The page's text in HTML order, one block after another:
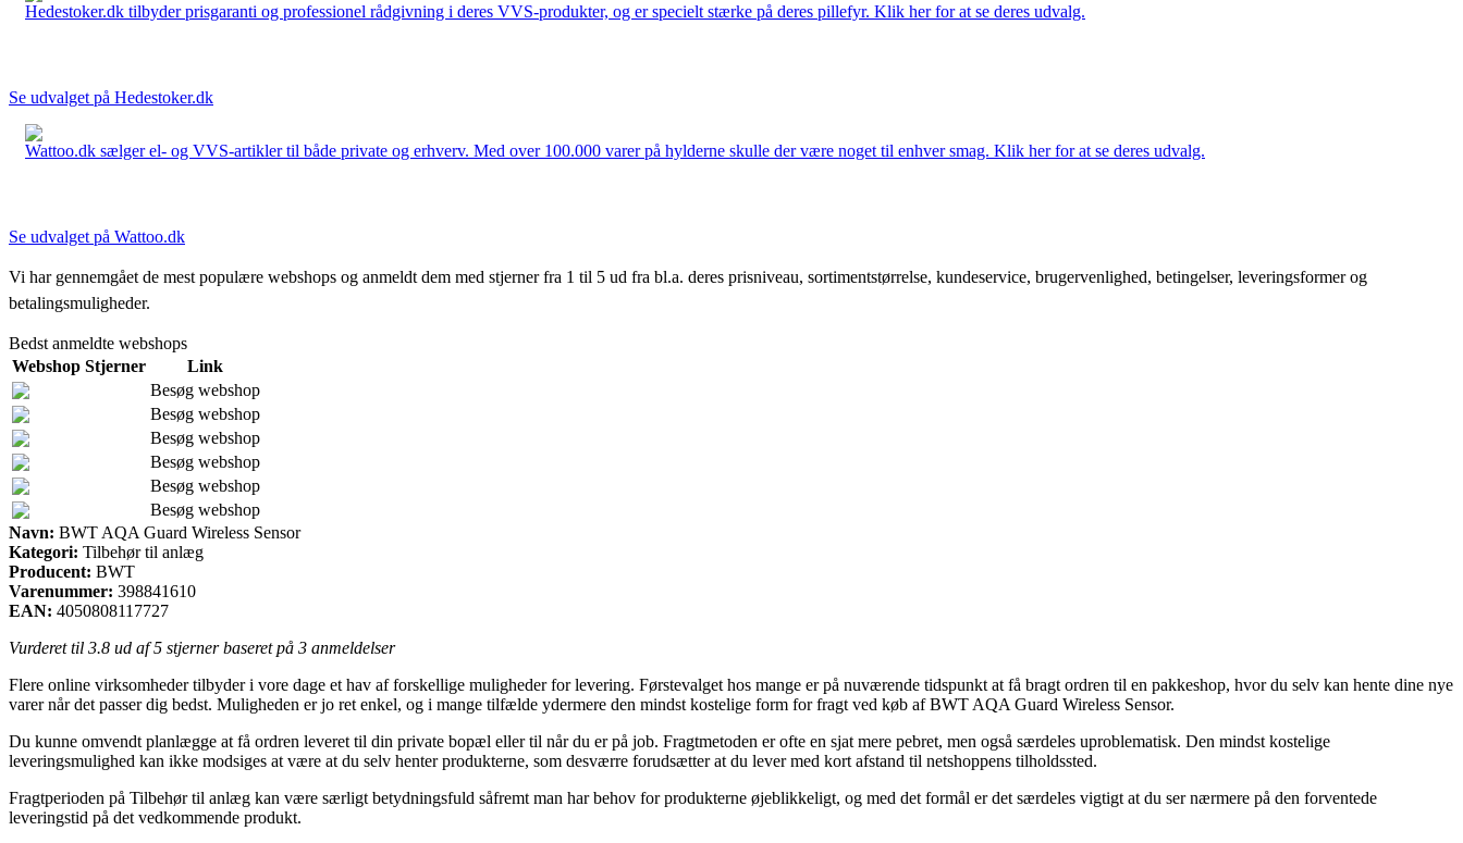
Hedestoker.dk tilbyder prisgaranti og professionel rådgivning i deres VVS-produkter, og er specielt stærke på deres pillefyr. Klik her for at se deres udvalg.
Se udvalget på Hedestoker.dk
Wattoo.dk sælger el- og VVS-artikler til både private og erhverv. Med over 100.000 varer på hylderne skulle der være noget til enhver smag. Klik her for at se deres udvalg.
Se udvalget på Wattoo.dk
Vi har gennemgået de mest populære webshops og anmeldt dem med stjerner fra 1 til 5 ud fra bl.a. deres prisniveau, sortimentstørrelse, kundeservice, brugervenlighed, betingelser, leveringsformer og
betalingsmuligheder.
Bedst anmeldte webshops
Webshop Stjerner
Link
Besøg webshop
Besøg webshop
Besøg webshop
Besøg webshop
Besøg webshop
Besøg webshop
Navn: BWT AQA Guard Wireless Sensor
Kategori: Tilbehør til anlæg
Producent: BWT
Varenummer: 398841610
EAN: 4050808117727
Vurderet til 3.8 ud af 5 stjerner baseret på 3 anmeldelser
Flere online virksomheder tilbyder i vore dage et hav af forskellige muligheder for levering. Førstevalget hos mange er på nuværende tidspunkt at få bragt ordren til en pakkeshop, hvor du selv kan hente dine nye
varer når det passer dig bedst. Muligheden er jo ret enkel, og i mange tilfælde ydermere den mindst kostelige form for fragt ved køb af BWT AQA Guard Wireless Sensor.
Du kunne omvendt planlægge at få ordren leveret til din private bopæl eller til når du er på job. Fragtmetoden er ofte en sjat mere pebret, men også særdeles uproblematisk. Den mindst kostelige
leveringsmulighed kan ikke modsiges at være at du selv henter produkterne, som desværre forudsætter at du lever med kort afstand til netshoppens tilholdssted.
Fragtperioden på Tilbehør til anlæg kan være særligt betydningsfuld såfremt man har behov for produkterne øjeblikkeligt, og med det formål er det særdeles vigtigt at du ser nærmere på den forventede
leveringstid på det vedkommende produkt.